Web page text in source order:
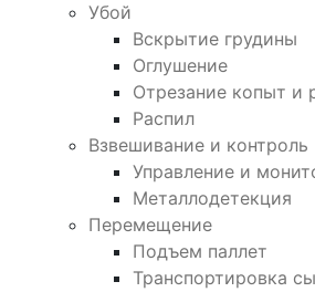
Убой
Вскрытие грудины
Оглушение
Отрезание копыт и
Распил
Взвешивание и контроль
Управление и
Металлодетекция
Перемещение
Подъем паллет
Транспортировка